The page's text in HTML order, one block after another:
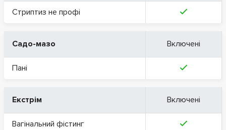
Стриптиз не профі
Садо-мазо Включені
Пані
Екстрім Включені
Вагінальний фістинг